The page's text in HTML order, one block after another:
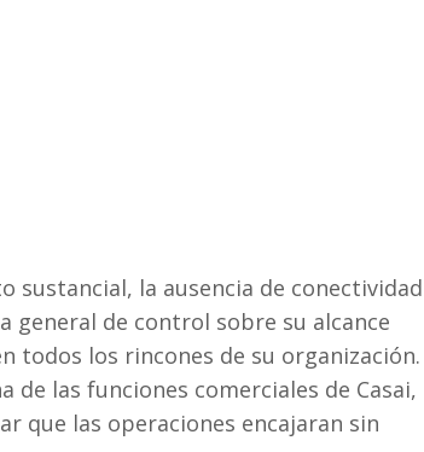
sustancial, la ausencia de conectividad
general de control sobre su alcance
todos los rincones de su organización.
de las funciones comerciales de Casai,
que las operaciones encajaran sin